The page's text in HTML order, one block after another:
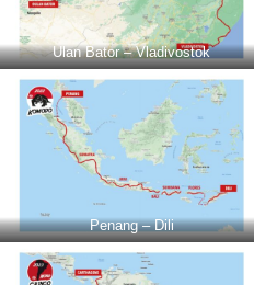
Ulan Bator – Vladivostok
Penang – Dili